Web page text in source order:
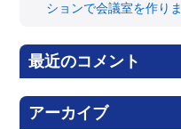
ションで会議室を作りま
最近のコメント
アーカイブ